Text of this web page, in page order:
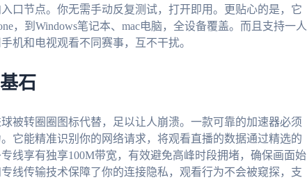
口节点。你无需手动反复测试，打开即用。更贴心的是，它
，到Windows笔记本、mac电脑，全设备覆盖。而且支持一人
机和电视观看不同赛事，互不干扰。
石
被转圈圈图标代替，足以让人崩溃。一款可靠的加速器必须
它能精准识别你的网络请求，将观看直播的数据通过精选的
线享有独享100M带宽，有效避免高峰时段拥堵，确保画面始
线传输技术保障了你的连接隐私，观看行为不会被窥探，支